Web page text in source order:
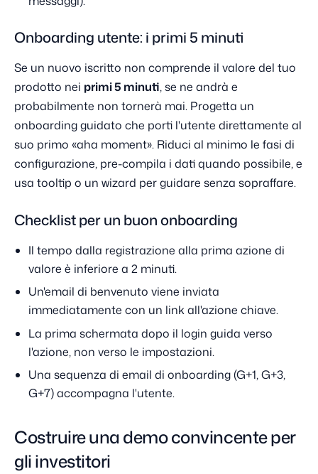
Onboarding utente: i primi 5 minuti
Se un nuovo iscritto non comprende il valore del tuo
prodotto nei primi 5 minuti, se ne andrà e
probabilmente non tornerà mai. Progetta un
onboarding guidato che porti l'utente direttamente al
suo primo «aha moment». Riduci al minimo le fasi di
configurazione, pre-compila i dati quando possibile, e
usa tooltip o un wizard per guidare senza sopraffare.
Checklist per un buon onboarding
Il tempo dalla registrazione alla prima azione di
valore è inferiore a 2 minuti.
Un'email di benvenuto viene inviata
immediatamente con un link all'azione chiave.
La prima schermata dopo il login guida verso
l'azione, non verso le impostazioni.
Una sequenza di email di onboarding (G+1, G+3,
G+7) accompagna l'utente.
Costruire una demo convincente per
gli investitori